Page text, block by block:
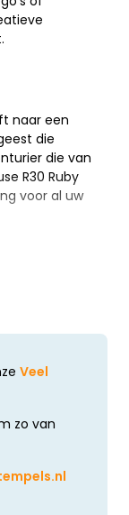
naar een
die
die van
R30 Ruby
voor al uw
Veel
zo van